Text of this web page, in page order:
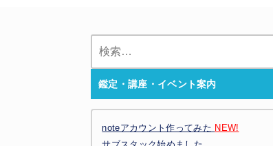
鑑定・講座・イベント案内
noteアカウント作ってみた NEW!